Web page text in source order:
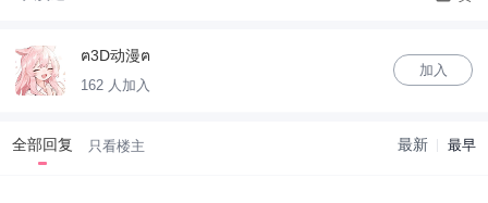
ฅ3D动漫ฅ
162 人加入
加入
全部回复 只看楼主 最新 最早